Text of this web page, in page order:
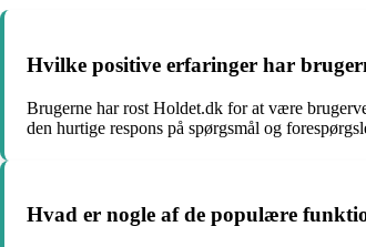
Hvilke positive erfaringer har
Brugerne har rost Holdet.dk for at være
den hurtige respons på spørgsmål og
Hvad er nogle af de populære